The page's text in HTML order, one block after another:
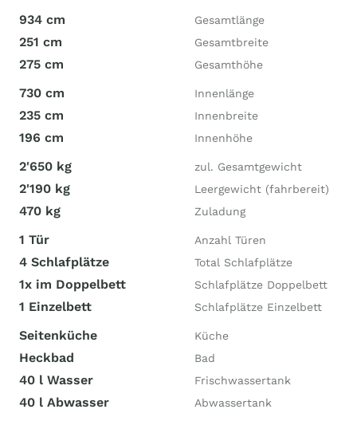
934 cm Gesamtlänge
251 cm Gesamtbreite
275 cm Gesamthöhe
730 cm Innenlänge
235 cm Innenbreite
196 cm Innenhöhe
2'650 kg zul. Gesamtgewicht
2'190 kg Leergewicht (fahrbereit)
470 kg Zuladung
1 Tür Anzahl Türen
4 Schlafplätze Total Schlafplätze
1x im Doppelbett Schlafplätze Doppelbett
1 Einzelbett Schlafplätze Einzelbett
Seitenküche Küche
Heckbad Bad
40 l Wasser Frischwassertank
40 l Abwasser Abwassertank